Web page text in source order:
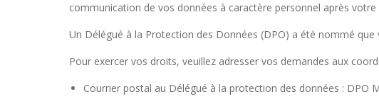
communication de vos données à caractère personnel après votre
Un Délégué à la Protection des Données (DPO) a été nommé
Pour exercer vos droits, veuillez adresser vos demandes aux
Courrier postal au Délégué à la protection des données : DPO